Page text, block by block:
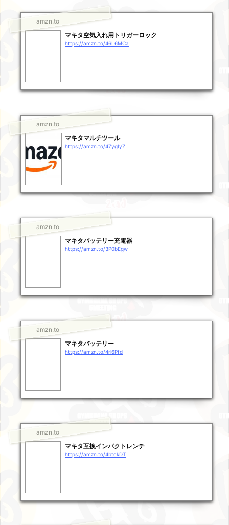
amzn.to
マキタ空気入れ用トリガーロック
https://amzn.to/46L6MCa
amzn.to
マキタマルチツール
https://amzn.to/47ygIyZ
amzn.to
マキタバッテリー充電器
https://amzn.to/3P0bEgw
amzn.to
マキタバッテリー
https://amzn.to/4rl6Pfd
amzn.to
マキタ互換インパクトレンチ
https://amzn.to/4btckDT